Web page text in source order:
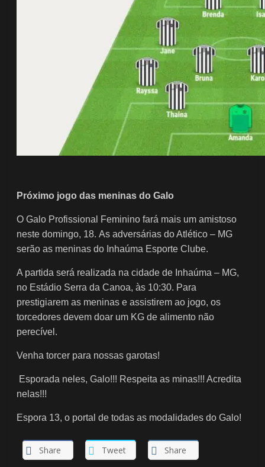
Próximo jogo das meninas do Galo
O Galo Profissional Feminino fará mais um amistoso
neste domingo, 18.As adversárias do Atlético – MG
serão as meninas do Inhaúma Esporte Clube.
A partida será realizada na cidade de Inhaúma – MG,
no Estádio Serra da Canoa, às 10:30. Para
prestigiarem as meninas e assistirem ao jogo, os
torcedores devem doar um KG de alimento não
perecível.
Venha torcer para nossas garotas!
Esporada neles, Galo!!! Respeita as minas!!! Acredita
nelas!!!
Espora 13, o portal de todas as modalidades do Galo!
Share Tweet Share